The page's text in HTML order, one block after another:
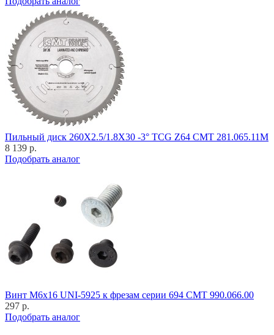
Пильный диск 260X2.5/1.8X30 -3° TCG Z64 CMT 281.065.11M
8 139 р.
Подобрать аналог
Винт M6x16 UNI-5925 к фрезам серии 694 CMT 990.066.00
297 р.
Подобрать аналог